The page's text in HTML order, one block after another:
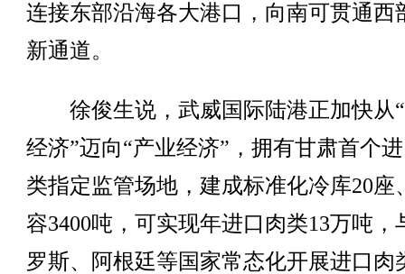
连接东部沿海各大港口，向南可贯通西
新通道。
徐俊生说，武威国际陆港正加快从
经济”迈向“产业经济”，拥有甘肃首个
类指定监管场地，建成标准化冷库20座
容3400吨，可实现年进口肉类13万吨，
罗斯、阿根廷等国家常态化开展进口肉